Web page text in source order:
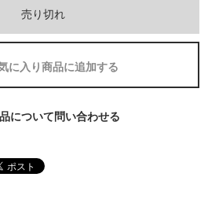
売り切れ
に入り商品に追加する
について問い合わせる